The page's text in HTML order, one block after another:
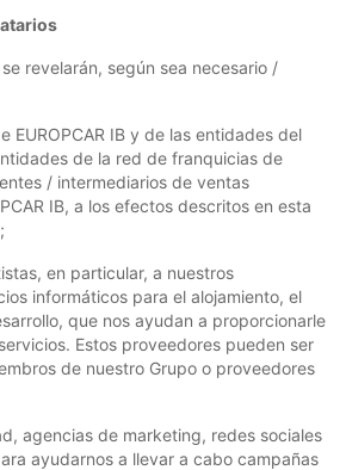
revelarán, según sea necesario /
EUROPCAR IB y de las entidades del
de la red de franquicias de
/ intermediarios de ventas
IB, a los efectos descritos en esta
en particular, a nuestros
informáticos para el alojamiento, el
que nos ayudan a proporcionarle
Estos proveedores pueden ser
de nuestro Grupo o proveedores
agencias de marketing, redes sociales
ayudarnos a llevar a cabo campañas